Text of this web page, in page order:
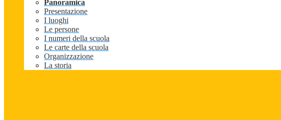
Panoramica
Presentazione
I luoghi
Le persone
I numeri della scuola
Le carte della scuola
Organizzazione
La storia